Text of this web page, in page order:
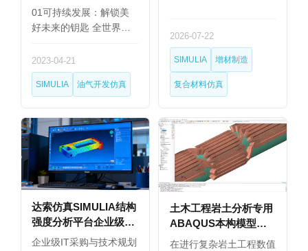
SIMULIA：安全高效油
气作业的密匙
01可持续发展：解锁美
好未来的钥匙 全世界
2023-04-21
SIMULIA 油气开发仿真
2026-07-22
SIMULIA 增材制造
复合材料仿真
达索仿真SIMULIA结构
强度分析平台企业级永
久授权选购指南
企业级IT采购与技术规划
土木工程岩土分析专用
ABAQUS本构模型库
选购建议
在进行复杂岩土工程数值